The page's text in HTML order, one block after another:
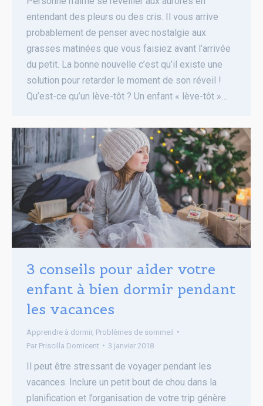
entendant des pleurs ou des cris. Il vous arrive
probablement de penser avec nostalgie aux
grasses matinées que vous faisiez avant l’arrivée
du petit. La bonne nouvelle c’est qu’il existe une
solution pour retarder le moment de son réveil !
Qu’est-ce qu’un lève-tôt ? Un enfant « lève-tôt »…
3 conseils pour aider votre
enfant à bien dormir pendant
les vacances
Apprendre à dormir, Problèmes de sommeil
Par Priscilla Domicent 3 janvier 2018
Il peut être stressant de voyager pendant les
vacances. Inclure un petit bout de chou dans la
planification et l’organisation de votre trip génère